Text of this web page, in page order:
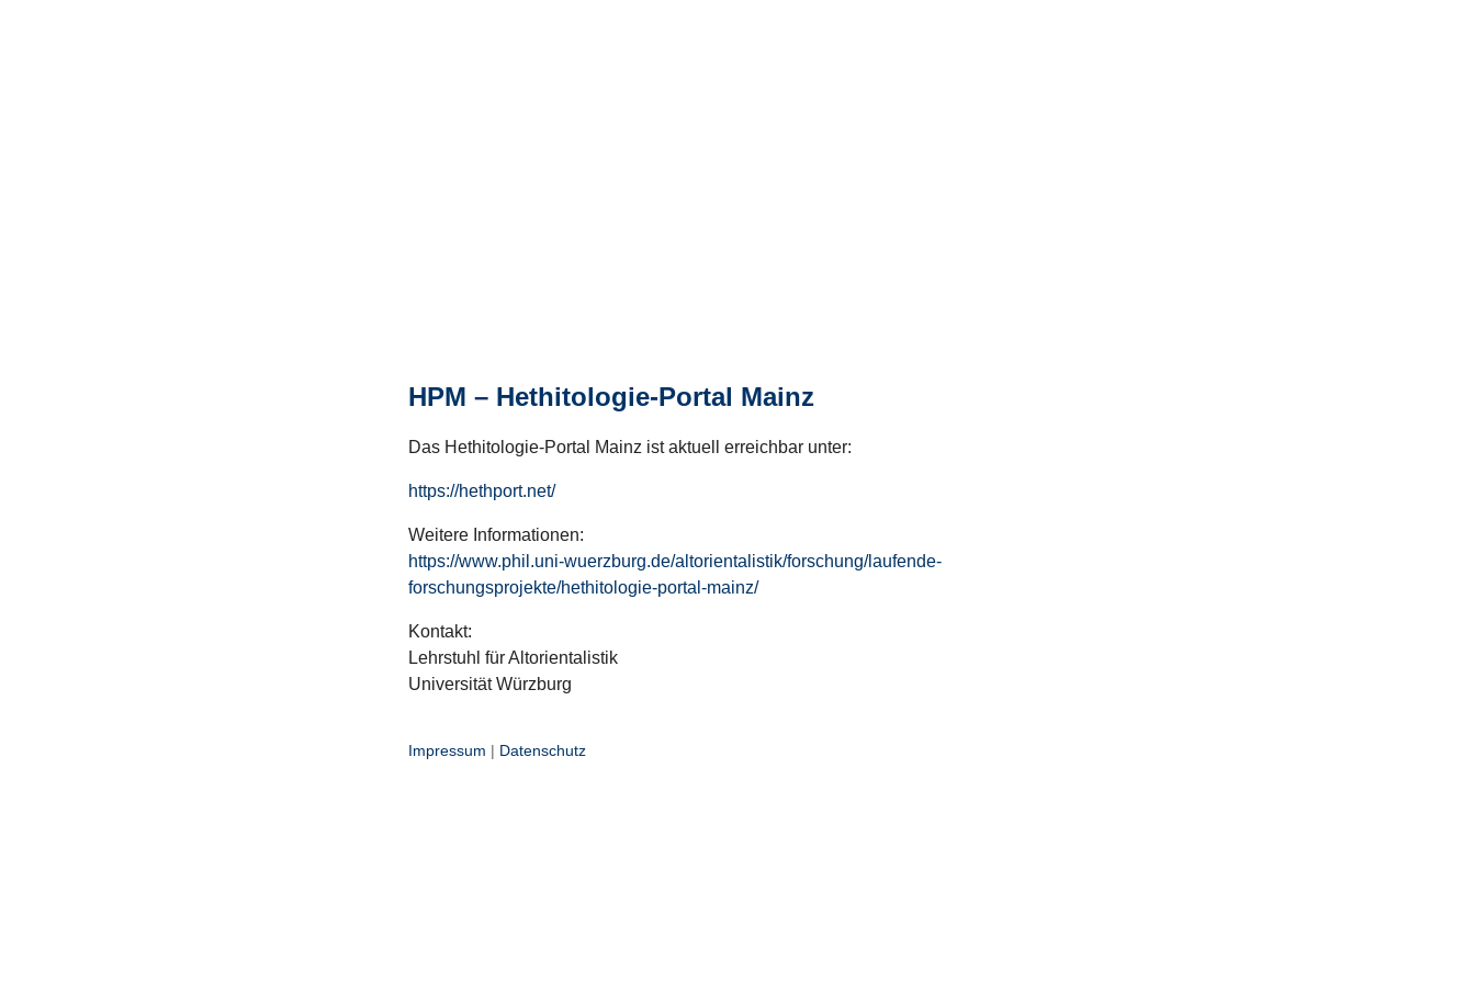
HPM – Hethitologie-Portal Mainz
Das Hethitologie-Portal Mainz ist aktuell erreichbar unter:
https://hethport.net/
Weitere Informationen:
https://www.phil.uni-wuerzburg.de/altorientalistik/forschung/laufende-
forschungsprojekte/hethitologie-portal-mainz/
Kontakt:
Lehrstuhl für Altorientalistik
Universität Würzburg
Impressum | Datenschutz